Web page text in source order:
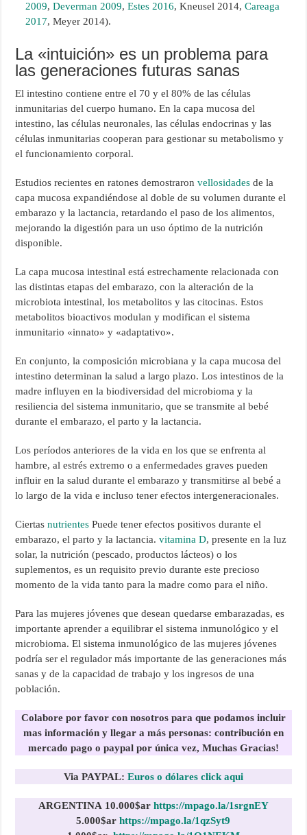
2009,Deverman 2009,Estes 2016, Kneusel 2014,Careaga
2017, Meyer 2014).
La «intuición» es un problema para
las generaciones futuras sanas
El intestino contiene entre el 70 y el 80% de las células
inmunitarias del cuerpo humano. En la capa mucosa del
intestino, las células neuronales, las células endocrinas y las
células inmunitarias cooperan para gestionar su metabolismo y
el funcionamiento corporal.
Estudios recientes en ratones demostraronvellosidades de la
capa mucosa expandiéndose al doble de su volumen durante el
embarazo y la lactancia, retardando el paso de los alimentos,
mejorando la digestión para un uso óptimo de la nutrición
disponible.
La capa mucosa intestinal está estrechamente relacionada con
las distintas etapas del embarazo, con la alteración de la
microbiota intestinal, los metabolitos y las citocinas. Estos
metabolitos bioactivos modulan y modifican el sistema
inmunitario «innato» y «adaptativo».
En conjunto, la composición microbiana y la capa mucosa del
intestino determinan la salud a largo plazo. Los intestinos de la
madre influyen en la biodiversidad del microbioma y la
resiliencia del sistema inmunitario, que se transmite al bebé
durante el embarazo, el parto y la lactancia.
Los períodos anteriores de la vida en los que se enfrenta al
hambre, al estrés extremo o a enfermedades graves pueden
influir en la salud durante el embarazo y transmitirse al bebé a
lo largo de la vida e incluso tener efectos intergeneracionales.
Ciertasnutrientes Puede tener efectos positivos durante el
embarazo, el parto y la lactancia.vitamina D, presente en la luz
solar, la nutrición (pescado, productos lácteos) o los
suplementos, es un requisito previo durante este precioso
momento de la vida tanto para la madre como para el niño.
Para las mujeres jóvenes que desean quedarse embarazadas, es
importante aprender a equilibrar el sistema inmunológico y el
microbioma. El sistema inmunológico de las mujeres jóvenes
podría ser el regulador más importante de las generaciones más
sanas y de la capacidad de trabajo y los ingresos de una
población.
Colabore por favor con nosotros para que podamos incluir
mas información y llegar a más personas: contribución en
mercado pago o paypal por única vez, Muchas Gracias!
Via PAYPAL: Euros o dólares click aqui
ARGENTINA 10.000$ar https://mpago.la/1srgnEY
5.000$arhttps://mpago.la/1qzSyt9